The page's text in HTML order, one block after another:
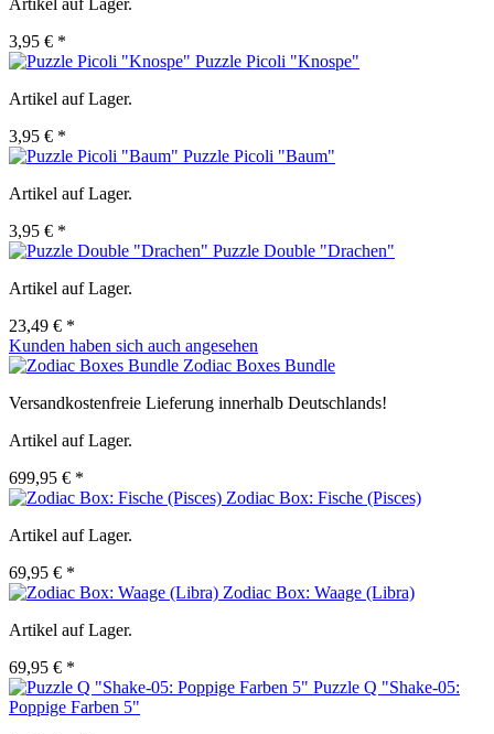
Artikel auf Lager.
3,95 € *
Puzzle Picoli "Knospe"
Artikel auf Lager.
3,95 € *
Puzzle Picoli "Baum"
Artikel auf Lager.
3,95 € *
Puzzle Double "Drachen"
Artikel auf Lager.
23,49 € *
Kunden haben sich auch angesehen
Zodiac Boxes Bundle
Versandkostenfreie Lieferung innerhalb Deutschlands!
Artikel auf Lager.
699,95 € *
Zodiac Box: Fische (Pisces)
Artikel auf Lager.
69,95 € *
Zodiac Box: Waage (Libra)
Artikel auf Lager.
69,95 € *
Puzzle Q "Shake-05:
Poppige Farben 5"